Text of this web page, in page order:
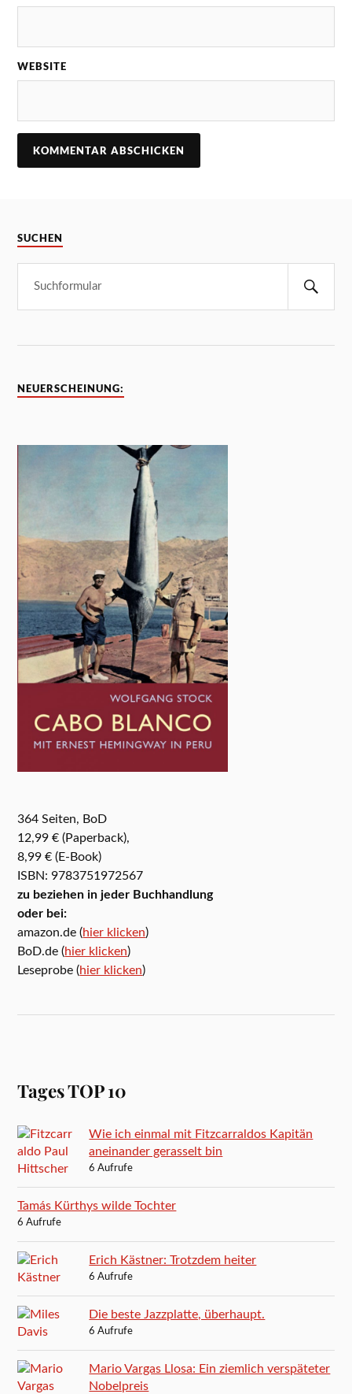
WEBSITE
SUCHEN
NEUERSCHEINUNG:
364 Seiten, BoD
12,99 € (Paperback),
8,99 € (E-Book)
ISBN: 9783751972567
zu beziehen in jeder Buchhandlung
oder bei:
amazon.de (hier klicken)
BoD.de (hier klicken)
Leseprobe (hier klicken)
Tages TOP 10
Wie ich einmal mit Fitzcarraldos Kapitän
aneinander gerasselt bin
6 Aufrufe
Tamás Kürthys wilde Tochter
6 Aufrufe
Erich Kästner: Trotzdem heiter
6 Aufrufe
Die beste Jazzplatte, überhaupt.
6 Aufrufe
Mario Vargas Llosa: Ein ziemlich verspäteter
Nobelpreis